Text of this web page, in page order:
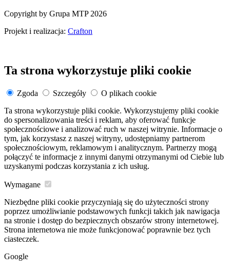
Copyright by Grupa MTP 2026
Projekt i realizacja: Crafton
Ta strona wykorzystuje pliki cookie
Zgoda Szczegóły
O plikach cookie
Ta strona wykorzystuje pliki cookie. Wykorzystujemy pliki cookie
do spersonalizowania treści i reklam, aby oferować funkcje
społecznościowe i analizować ruch w naszej witrynie. Informacje o
tym, jak korzystasz z naszej witryny, udostępniamy partnerom
społecznościowym, reklamowym i analitycznym. Partnerzy mogą
połączyć te informacje z innymi danymi otrzymanymi od Ciebie lub
uzyskanymi podczas korzystania z ich usług.
Wymagane
Niezbędne pliki cookie przyczyniają się do użyteczności strony
poprzez umożliwianie podstawowych funkcji takich jak nawigacja
na stronie i dostęp do bezpiecznych obszarów strony internetowej.
Strona internetowa nie może funkcjonować poprawnie bez tych
ciasteczek.
Google